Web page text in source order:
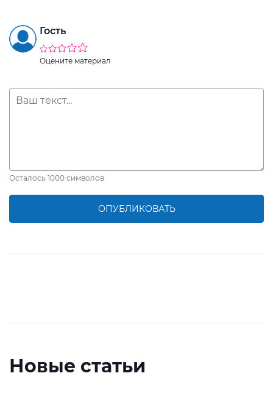
Гость
Оцените материал
Осталось 1000 символов
ОПУБЛИКОВАТЬ
Новые статьи